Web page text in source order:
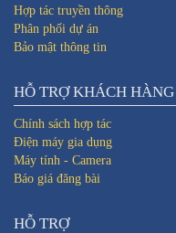
Hợp tác truyền thông
Phân phối dự án
Bảo mật thông tin
HỖ TRỢ KHÁCH HÀNG
Chính sách hợp tác
Điện máy gia dụng
Máy tính - Camera
Báo giá đăng bài
HỖ TRỢ